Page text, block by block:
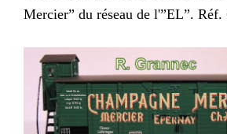
Mercier” du réseau de l'”EL”. Réf.